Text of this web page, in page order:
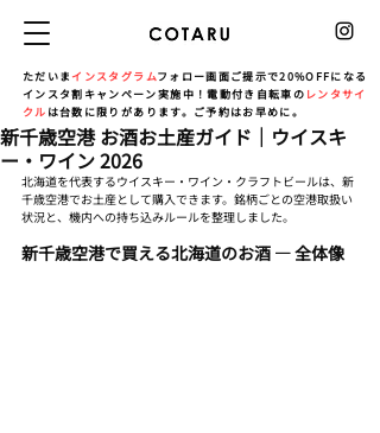
ただいま インスタグラムフォロー画面ご提示で20%OFFになる
インスタ割キャンペーン実施中！電動付き自転車の レンタサイ
クル は台数に限りがあります。ご予約はお早めに。
新千歳空港 お酒お土産ガイド｜ウイスキ
ー・ワイン 2026
北海道を代表するウイスキー・ワイン・クラフトビールは、新
千歳空港でお土産として購入できます。銘柄ごとの空港取扱い
状況と、機内への持ち込みルールを整理しました。
新千歳空港で買える北海道のお酒 — 全体像